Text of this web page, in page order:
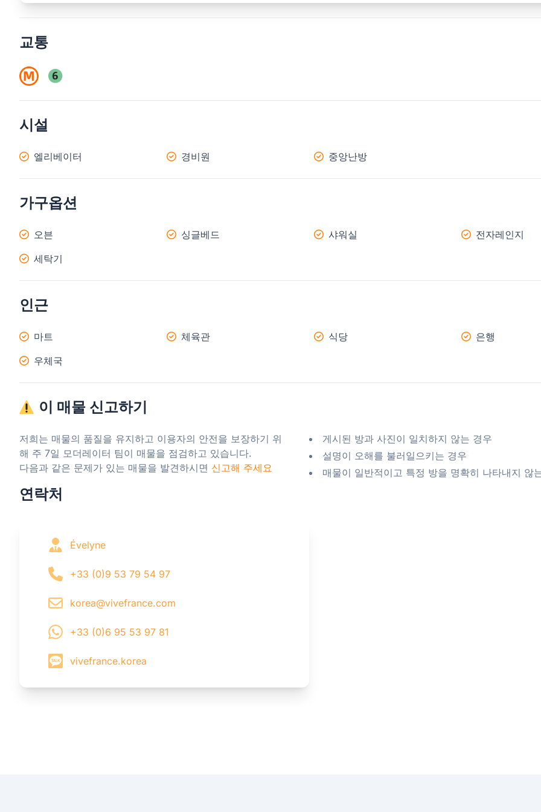
교통
시설
엘리베이터 경비원 중앙난방
가구옵션
오븐 싱글베드 샤워실
전자레인지
세탁기
인근
마트 체육관 식당
은행
우체국
이 매물 신고하기
저희는 매물의 품질을 유지하고 이용자의 안전을 보장하기 위
해 주 7일 모더레이터 팀이 매물을 점검하고 있습니다.
다음과 같은 문제가 있는 매물을 발견하시면 신고해 주세요
게시된 방과 사진이 일치하지 않는 경우
설명이 오해를 불러일으키는 경우
매물이 일반적이고 특정 방을 명확히 나타내지 않
연락처
Évelyne
+33 (0)9 53 79 54 97
korea@vivefrance.com
+33 (0)6 95 53 97 81
vivefrance.korea